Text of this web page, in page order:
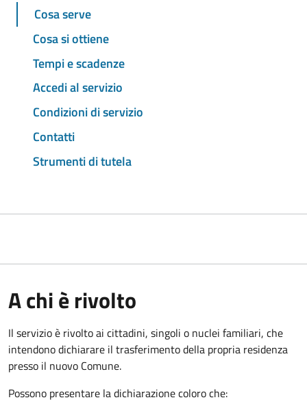
Cosa serve
Cosa si ottiene
Tempi e scadenze
Accedi al servizio
Condizioni di servizio
Contatti
Strumenti di tutela
A chi è rivolto
Il servizio è rivolto ai cittadini, singoli o nuclei familiari, che
intendono dichiarare il trasferimento della propria residenza
presso il nuovo Comune.
Possono presentare la dichiarazione coloroche: